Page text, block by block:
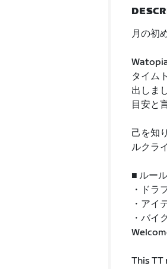
月の初
タイム
出しま
目安と
己を知
ルクラ
■ ルール
・ドラ
・アイ
・バイ
This